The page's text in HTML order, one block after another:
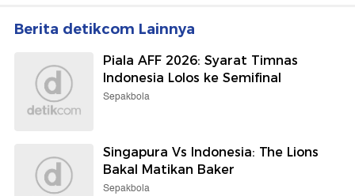
Berita detikcom Lainnya
Piala AFF 2026: Syarat Timnas
Indonesia Lolos ke Semifinal
Sepakbola
Singapura Vs Indonesia: The Lions
Bakal Matikan Baker
Sepakbola